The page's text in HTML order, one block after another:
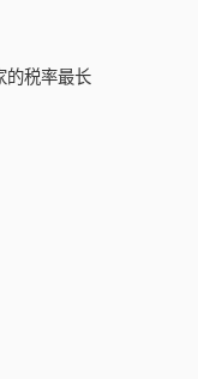
的税率最长